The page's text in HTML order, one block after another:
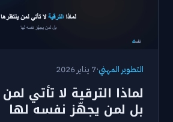
التطوير المهني·7 يناير 2026
لماذا الترقية لا تأتي
بل لمن يجهّز نفسه لها